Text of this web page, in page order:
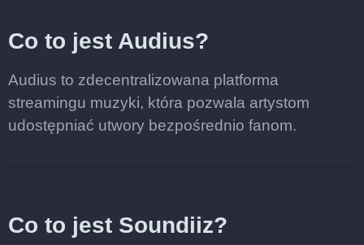
Co to jest Audius?
Audius to zdecentralizowana platforma
streamingu muzyki, która pozwala artystom
udostępniać utwory bezpośrednio fanom.
Co to jest Soundiiz?